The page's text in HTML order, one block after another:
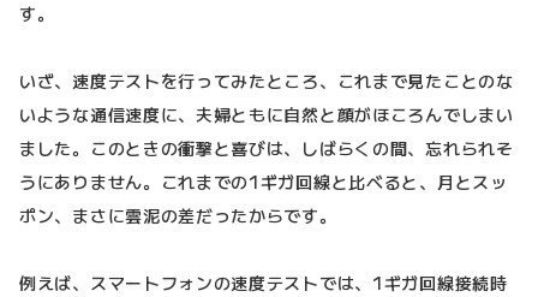
す。
いざ、速度テストを行ってみたところ、これまで見たことのな
いような通信速度に、夫婦ともに自然と顔がほころんでしまい
ました。このときの衝撃と喜びは、しばらくの間、忘れられそ
うにありません。これまでの1ギガ回線と比べると、月とスッ
ポン、まさに雲泥の差だったからです。
例えば、スマートフォンの速度テストでは、1ギガ回線接続時